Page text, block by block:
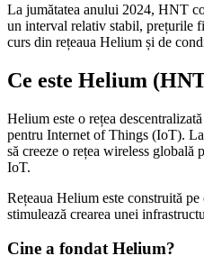
La jumătatea anului 2024, HNT
un interval relativ stabil, prețurile
curs din rețeaua Helium și de
Ce este Helium
Helium este o rețea
pentru Internet of Things (IoT).
să creeze o rețea wireless globală
IoT.
Rețeaua Helium este construită
stimulează crearea unei
Cine a fondat Helium?